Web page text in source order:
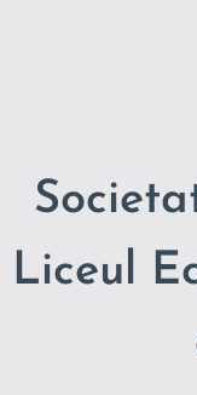
Liceul